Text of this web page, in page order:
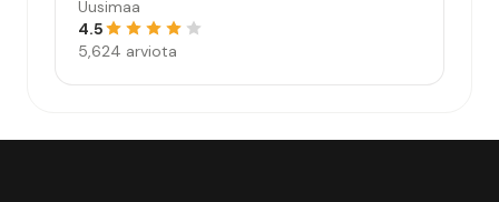
Uusimaa
4.5
5,624 arviota